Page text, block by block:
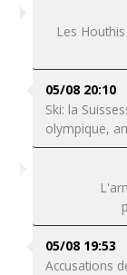
Les
05/08 20:10
Ski: la
olympique,
05/08 19:53
Accusations